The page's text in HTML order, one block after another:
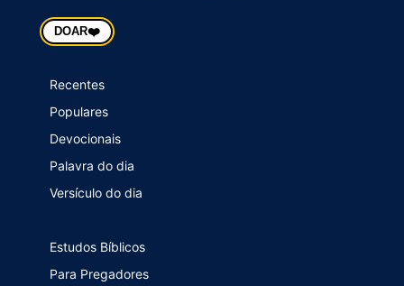
DOAR❤️
Recentes
Populares
Devocionais
Palavra do dia
Versículo do dia
Estudos Bíblicos
Para Pregadores